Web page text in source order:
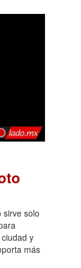
sirve solo
y
más